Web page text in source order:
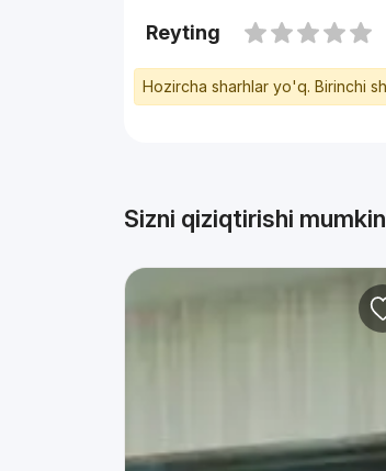
Reyting
Hozircha sharhlar yo'q. Birinchi
Sizni qiziqtirishi mumkin